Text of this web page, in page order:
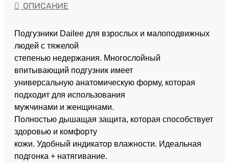
ОПИСАНИЕ
Подгузники Dailee для взрослых и малоподвижных
людей с тяжелой
степенью недержания. Многослойный
впитывающий подгузник имеет
универсальную анатомическую форму, которая
подходит для использования
мужчинами и женщинами.
Полностью дышащая защита, которая способствует
здоровью и комфорту
кожи. Удобный индикатор влажности. Идеальная
подгонка + натягивание.